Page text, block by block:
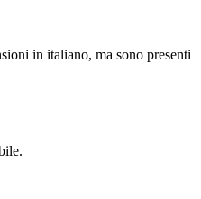
in italiano, ma sono presenti